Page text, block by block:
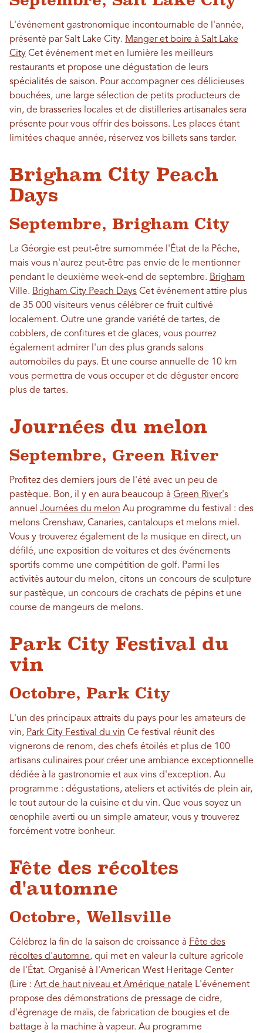
L'événement gastronomique incontournable de l'année,
présenté par Salt Lake City. Manger et boire à Salt Lake
City Cet événement met en lumière les meilleurs
restaurants et propose une dégustation de leurs
spécialités de saison. Pour accompagner ces délicieuses
bouchées, une large sélection de petits producteurs de
vin, de brasseries locales et de distilleries artisanales sera
présente pour vous offrir des boissons. Les places étant
limitées chaque année, réservez vos billets sans tarder.
Brigham City Peach
Days
Septembre, Brigham City
La Géorgie est peut-être surnommée l'État de la Pêche,
mais vous n'aurez peut-être pas envie de le mentionner
pendant le deuxième week-end de septembre. Brigham
Ville. Brigham City Peach Days Cet événement attire plus
de 35 000 visiteurs venus célébrer ce fruit cultivé
localement. Outre une grande variété de tartes, de
cobblers, de confitures et de glaces, vous pourrez
également admirer l'un des plus grands salons
automobiles du pays. Et une course annuelle de 10 km
vous permettra de vous occuper et de déguster encore
plus de tartes.
Journées du melon
Septembre, Green River
Profitez des derniers jours de l'été avec un peu de
pastèque. Bon, il y en aura beaucoup à Green River's
annuel Journées du melon Au programme du festival : des
melons Crenshaw, Canaries, cantaloups et melons miel.
Vous y trouverez également de la musique en direct, un
défilé, une exposition de voitures et des événements
sportifs comme une compétition de golf. Parmi les
activités autour du melon, citons un concours de sculpture
sur pastèque, un concours de crachats de pépins et une
course de mangeurs de melons.
Park City Festival du
vin
Octobre, Park City
L'un des principaux attraits du pays pour les amateurs de
vin, Park City Festival du vin Ce festival réunit des
vignerons de renom, des chefs étoilés et plus de 100
artisans culinaires pour créer une ambiance exceptionnelle
dédiée à la gastronomie et aux vins d'exception. Au
programme : dégustations, ateliers et activités de plein air,
le tout autour de la cuisine et du vin. Que vous soyez un
œnophile averti ou un simple amateur, vous y trouverez
forcément votre bonheur.
Fête des récoltes
d'automne
Octobre, Wellsville
Célébrez la fin de la saison de croissance à Fête des
récoltes d'automne, qui met en valeur la culture agricole
de l'État. Organisé à l'American West Heritage Center
(Lire : Art de haut niveau et Amérique natale L'événement
propose des démonstrations de pressage de cidre,
d'égrenage de maïs, de fabrication de bougies et de
battage à la machine à vapeur. Au programme